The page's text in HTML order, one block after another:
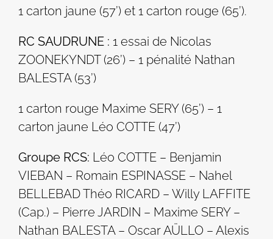
1 carton jaune (57’) et 1 carton rouge (65’).
RC SAUDRUNE : 1 essai de Nicolas
ZOONEKYNDT (26’) – 1 pénalité Nathan
BALESTA (53’)
1 carton rouge Maxime SERY (65’) – 1
carton jaune Léo COTTE (47’)
Groupe RCS: Léo COTTE – Benjamin
VIEBAN – Romain ESPINASSE – Nahel
BELLEBAD Théo RICARD – Willy LAFFITE
(Cap.) – Pierre JARDIN – Maxime SERY –
Nathan BALESTA – Oscar AÜLLO – Alexis